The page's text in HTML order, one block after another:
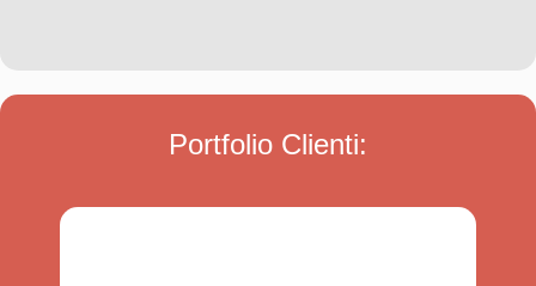
Portfolio Clienti: